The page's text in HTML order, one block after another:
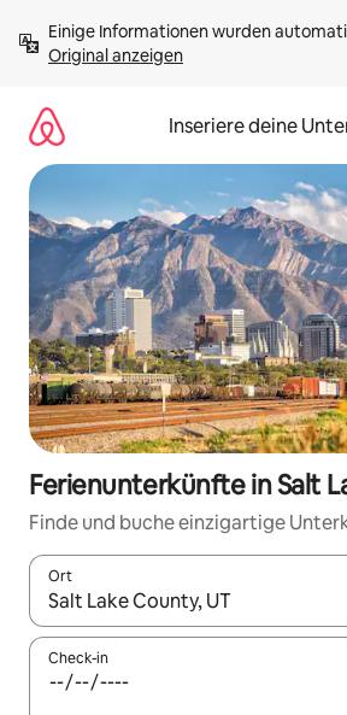
Inhalten
springenOriginal anzeigen
Inseriere deine
Ferienunterkünfte in Salt
Finde und buche einzigartige
Ort
Wenn Ergebnisse verfügbar sind,
Check-in